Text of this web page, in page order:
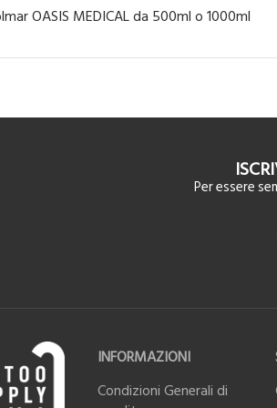
OASIS MEDICAL da 500ml o 1000ml
Per essere
INFORMAZIONI
Condizioni Generali di